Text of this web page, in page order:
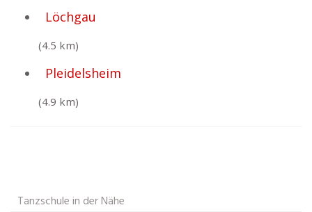
Löchgau
(4.5 km)
Pleidelsheim
(4.9 km)
Tanzschule in der Nähe